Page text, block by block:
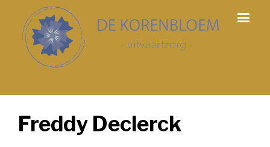
Freddy Declerck